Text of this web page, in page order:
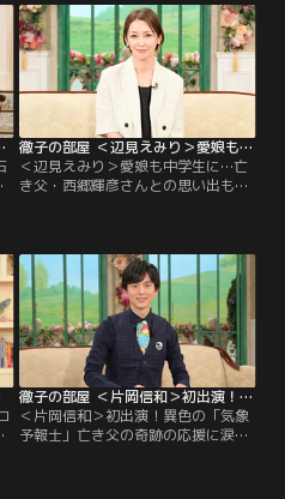
の落語に衝撃を受け、在学中の4年
間、毎月独演会に通った。卒業後、
弟子入りをしたが、その修行時代は
過酷。
（3）（2026/07/29放送分）
徹子の部屋 ＜辺見えみり＞愛娘も中学生に…亡き父・西郷輝彦さんとの思い出も（2026/07/28放送分）
＜辺見えみり＞愛娘も中学生に…亡
き父・西郷輝彦さんとの思い出も／
記をプレゼントされ、それは今でも
大切に持っているという。 そんな娘
も今年中学に進み、母親思いの子に
育っているらしい。 一方、えみりさ
んが4歳の時に両親が離婚…。
徹子の部屋 ＜片岡信和＞初出演！異色の「気象予報士」亡き父の奇跡の応援に涙（2026/07/24放送分）
＜片岡信和＞初出演！異色の「気象
予報士」亡き父の奇跡の応援に涙／